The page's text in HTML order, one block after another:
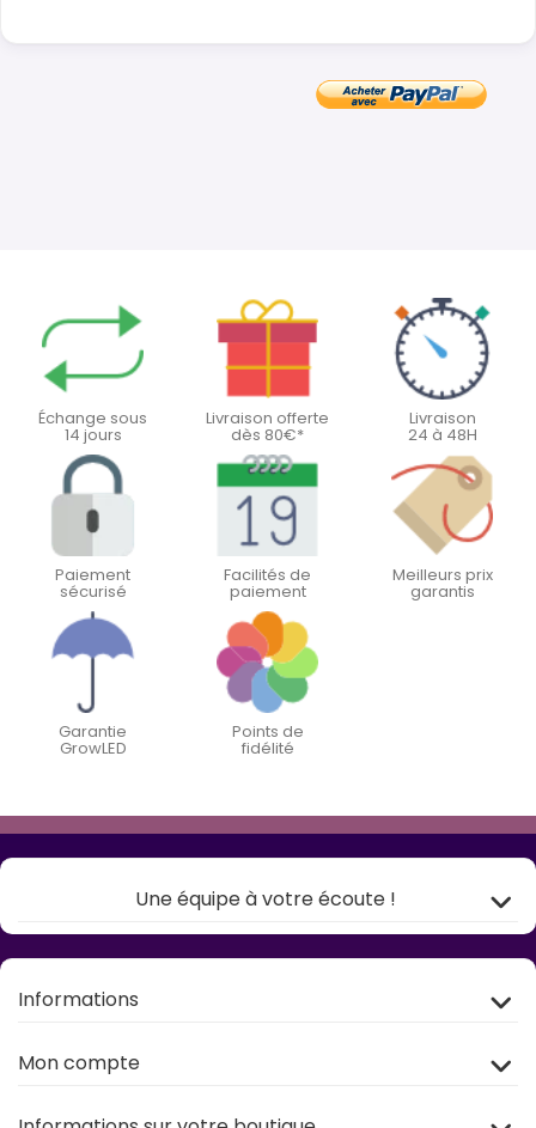
Échange sous
14 jours
Livraison offerte
dès 80€*
Livraison
24 à 48H
Paiement
sécurisé
Facilités de
paiement
Meilleurs prix
garantis
Garantie
GrowLED
Points de
fidélité
Une équipe à votre écoute !
Informations
Mon compte